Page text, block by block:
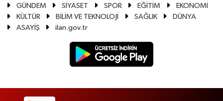
GÜNDEM SİYASET SPOR EĞİTİM
EKONOMİ
KÜLTÜR
BİLİM VE TEKNOLOJİ SAĞLIK
DÜNYA
ASAYİŞ
ilan.gov.tr